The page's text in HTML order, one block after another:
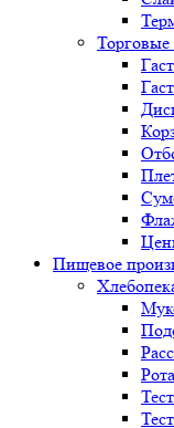
Торговые
Пищевое